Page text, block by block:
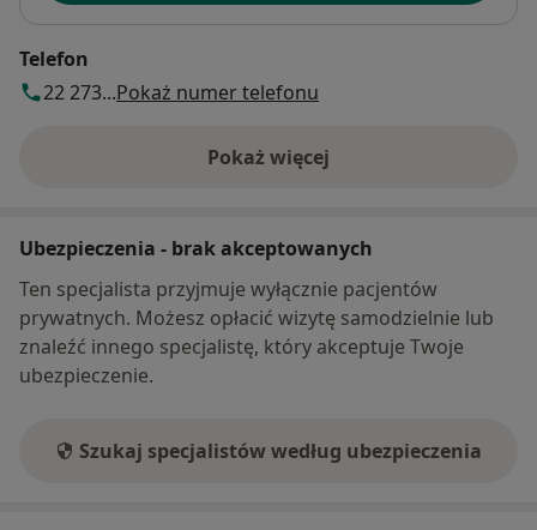
Telefon
22 273...Pokaż numer telefonu
Pokaż więcej
o adresie
Ubezpieczenia - brak akceptowanych
Ten specjalista przyjmuje wyłącznie pacjentów
prywatnych. Możesz opłacić wizytę samodzielnie lub
znaleźć innego specjalistę, który akceptuje Twoje
ubezpieczenie.
Szukaj specjalistów według ubezpieczenia